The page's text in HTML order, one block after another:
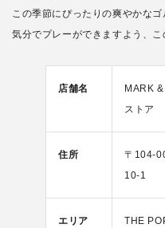
この季節にぴったりの爽やかな
気分でプレーができますよう、こ
店舗名
MARK
ストア
住所
〒104-
10-1
エリア THE